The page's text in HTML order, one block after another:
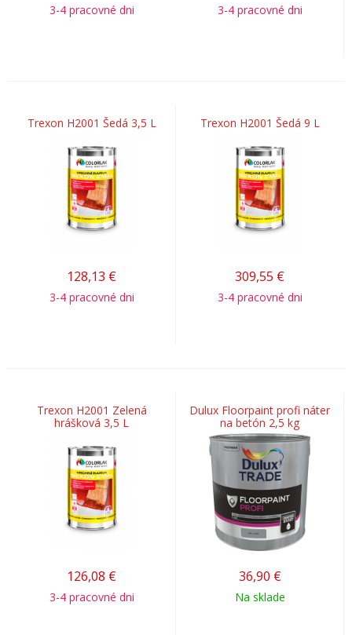
3-4 pracovné dni 3-4 pracovné dni
Trexon H2001 Šedá 3,5 L
128,13 €
3-4 pracovné dni
Trexon H2001 Šedá 9 L
309,55 €
3-4 pracovné dni
Trexon H2001 Zelená
hrášková 3,5 L
126,08 €
3-4 pracovné dni
Dulux Floorpaint profi náter
na betón 2,5 kg
36,90 €
Na sklade